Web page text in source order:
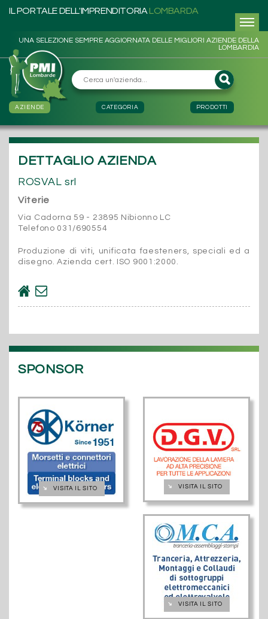
IL PORTALE DELL'IMPRENDITORIA LOMBARDA
UNA SELEZIONE SEMPRE AGGIORNATA DELLE MIGLIORI AZIENDE DELLA
LOMBARDIA
AZIENDE CATEGORIA PRODOTTI
DETTAGLIO AZIENDA
ROSVAL srl
Viterie
Via Cadorna 59 - 23895 Nibionno LC
Telefono 031/690554
Produzione di viti, unificata faesteners, speciali ed a
disegno. Azienda cert. ISO 9001:2000.
SPONSOR
➔ VISITA IL SITO ➔ VISITA IL SITO
➔ VISITA IL SITO